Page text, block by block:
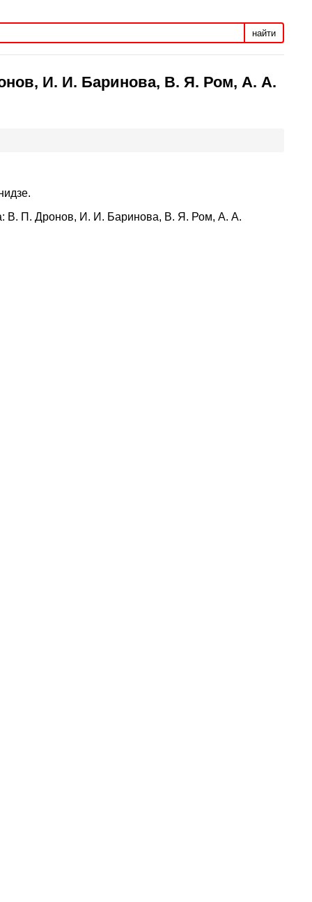
найти
И. И. Баринова, В. Я. Ром, А. А.
В. П. Дронов, И. И. Баринова, В. Я. Ром, А. А.